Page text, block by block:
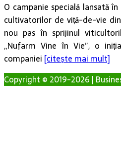
O campanie specială lansată
cultivatorilor de viță-de-vie
nou pas în sprijinul
„Nufarm Vine în Vie”, o
companiei [citește mai mult]
Copyright © 2019-2026 |